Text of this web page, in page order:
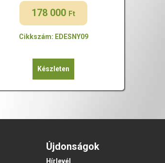
178 000 Ft
Cikkszám: EDESNY09
Készleten
Újdonságok
Hírlevél